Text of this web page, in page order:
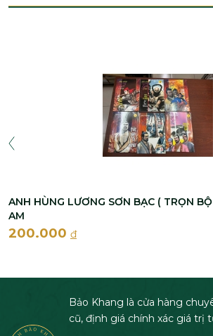
ANH HÙNG LƯƠNG SƠN BẠC ( TRỌN
AM
200.000 đ
Bảo Khang là cửa hàng
cũ, định giá chính xác giá trị